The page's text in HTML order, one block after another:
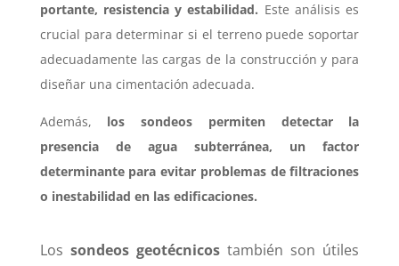
portante, resistencia y estabilidad. Este análisis es
crucial para determinar si el terreno puede soportar
adecuadamente las cargas de la construcción y para
diseñar una cimentación adecuada.
Además, los sondeos permiten detectar la
presencia de agua subterránea, un factor
determinante para evitar problemas de filtraciones
o inestabilidad en las edificaciones.
Los sondeos geotécnicostambién son útiles